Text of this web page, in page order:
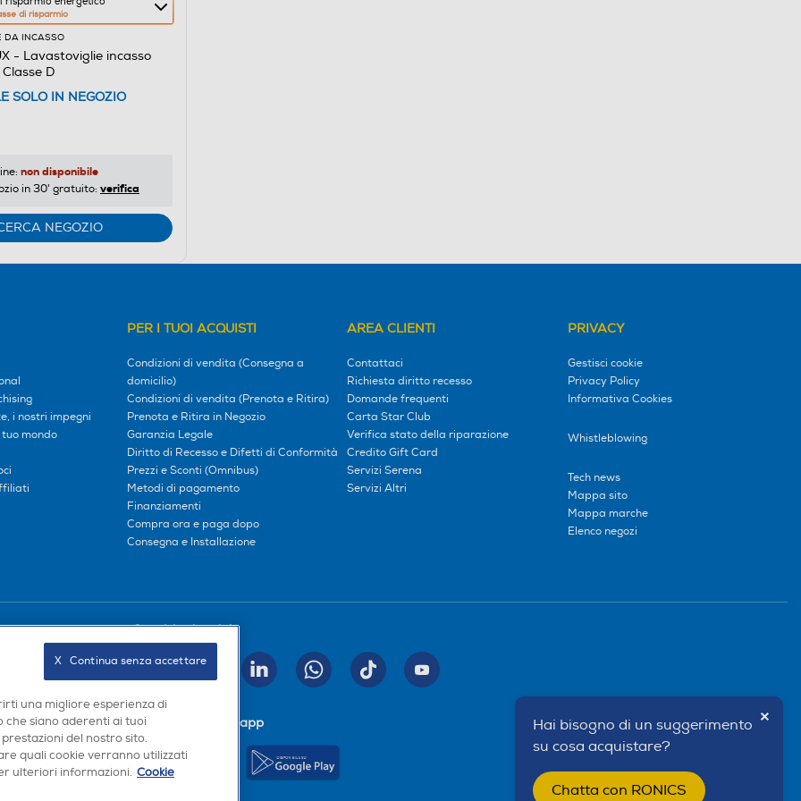
di risparmio
DA INCASSO
- Lavastoviglie incasso
D
SOLO IN NEGOZIO
non disponibile
in 30' gratuito: verifica
NEGOZIO
×
Hai bisogno di un suggerimento
su cosa acquistare?
Chatta con RONICS
i nostri impegni
mondo
PER I TUOI ACQUISTI
Condizioni di vendita (Consegna a
domicilio)
Condizioni di vendita (Prenota e Ritira)
Prenota e Ritira in Negozio
Garanzia Legale
Diritto di Recesso e Difetti di Conformità
Prezzi e Sconti (Omnibus)
Metodi di pagamento
Finanziamenti
Compra ora e paga dopo
Consegna e Installazione
AREA CLIENTI
Contattaci
Richiesta diritto recesso
Domande frequenti
Carta Star Club
Verifica stato della riparazione
Credito Gift Card
Servizi Serena
Servizi Altri
PRIVACY
Gestisci cookie
Privacy Policy
Informativa Cookies
Whistleblowing
Tech news
Mappa sito
Mappa marche
Elenco negozi
Seguici sui social
Scarica la nostra app
una migliore esperienza di
che siano aderenti ai tuoi
del nostro sito.
quali cookie verranno utilizzati
ulteriori informazioni. Cookie
X   Continua senza accettare